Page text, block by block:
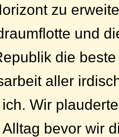
zu
und
die beste
aller
Wir
bevor wir